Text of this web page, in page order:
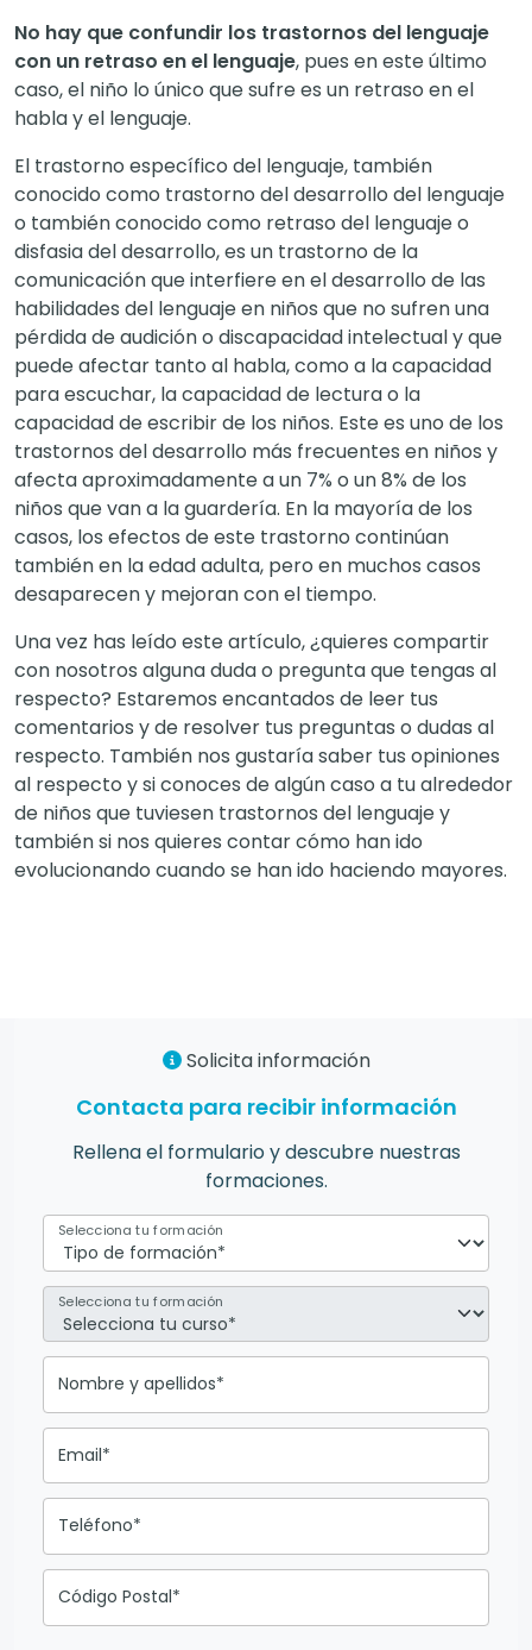
No hay que confundir los trastornos del lenguaje
con un retraso en el lenguaje, pues en este último
caso, el niño lo único que sufre es un retraso en el
habla y el lenguaje.
El trastorno específico del lenguaje, también
conocido como trastorno del desarrollo del lenguaje
o también conocido como retraso del lenguaje o
disfasia del desarrollo, es un trastorno de la
comunicación que interfiere en el desarrollo de las
habilidades del lenguaje en niños que no sufren una
pérdida de audición o discapacidad intelectual y que
puede afectar tanto al habla, como a la capacidad
para escuchar, la capacidad de lectura o la
capacidad de escribir de los niños. Este es uno de los
trastornos del desarrollo más frecuentes en niños y
afecta aproximadamente a un 7% o un 8% de los
niños que van a la guardería. En la mayoría de los
casos, los efectos de este trastorno continúan
también en la edad adulta, pero en muchos casos
desaparecen y mejoran con el tiempo.
Una vez has leído este artículo, ¿quieres compartir
con nosotros alguna duda o pregunta que tengas al
respecto? Estaremos encantados de leer tus
comentarios y de resolver tus preguntas o dudas al
respecto. También nos gustaría saber tus opiniones
al respecto y si conoces de algún caso a tu alrededor
de niños que tuviesen trastornos del lenguaje y
también si nos quieres contar cómo han ido
evolucionando cuando se han ido haciendo mayores.
Solicita información
Contacta para recibir información
Rellena el formulario y descubre nuestras
formaciones.
Selecciona tu formación
Selecciona tu formación
Nombre y apellidos*
Email*
Teléfono*
Código Postal*